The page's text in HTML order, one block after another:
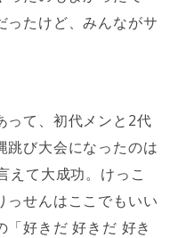
ったけど、みんながサ
って、初代メンと2代
跳び大会になったのは
えて大成功。けっこ
っせんはここでもいい
好きだ 好きだ 好き